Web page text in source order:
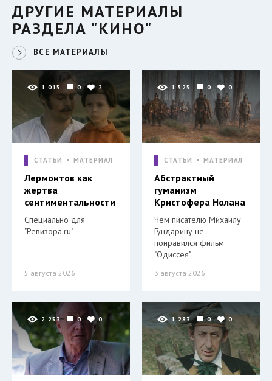
ДРУГИЕ МАТЕРИАЛЫ
РАЗДЕЛА "КИНО"
ВСЕ МАТЕРИАЛЫ
1 015 0 2
СТАТЬИ МАТЕРИАЛ
Лермонтов как
жертва
сентиментальности
Специально для
"Ревизора.ru".
5 августа 2026
1 525 0 0
СТАТЬИ МАТЕРИАЛ
Абстрактный
гуманизм
Кристофера Нолана
Чем писателю Михаилу
Гундарину не
понравился фильм
"Одиссея".
3 августа 2026
2 253 0 0 1 283 0 0